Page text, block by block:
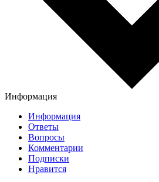
Информация
Информация
Ответы
Вопросы
Комментарии
Подписки
Нравится